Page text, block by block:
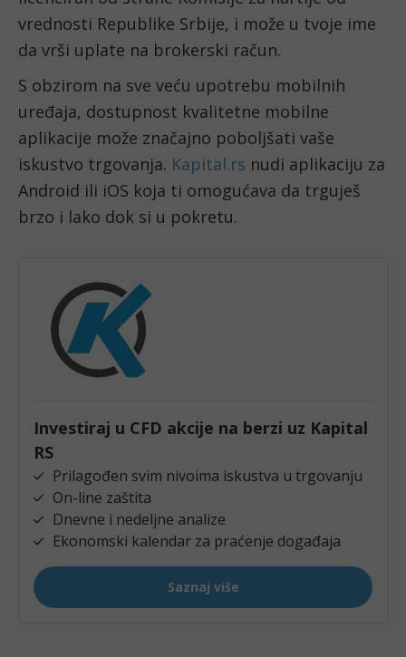
vrednosti Republike Srbije, i može u tvoje ime
da vrši uplate na brokerski račun.
S obzirom na sve veću upotrebu mobilnih
uređaja, dostupnost kvalitetne mobilne
aplikacije može značajno poboljšati vaše
iskustvo trgovanja. Kapital.rs nudi aplikaciju za
Android ili iOS koja ti omogućava da trguješ
brzo i lako dok si u pokretu.